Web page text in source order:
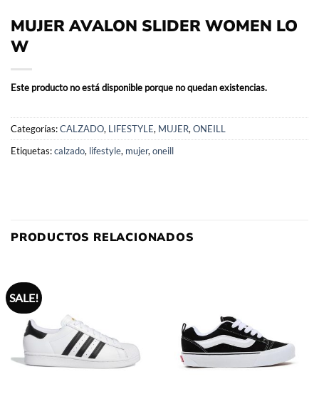
MUJER AVALON SLIDER WOMEN LO
W
Este producto no está disponible porque no quedan existencias.
Categorías:CALZADO, LIFESTYLE, MUJER, ONEILL
Etiquetas:calzado, lifestyle, mujer, oneill
PRODUCTOS RELACIONADOS
SALE!